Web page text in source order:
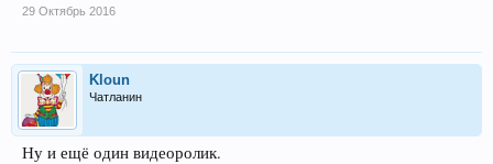
29 Октябрь 2016
Kloun
Чатланин
Ну и ещё один видеоролик.